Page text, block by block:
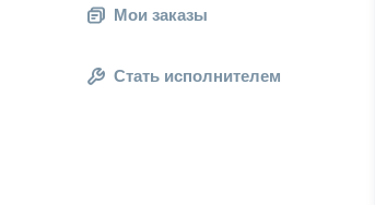
Мои заказы
Стать исполнителем